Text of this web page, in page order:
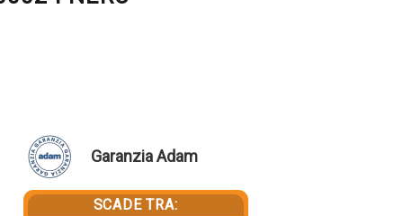
Garanzia Adam
SCADE TRA: